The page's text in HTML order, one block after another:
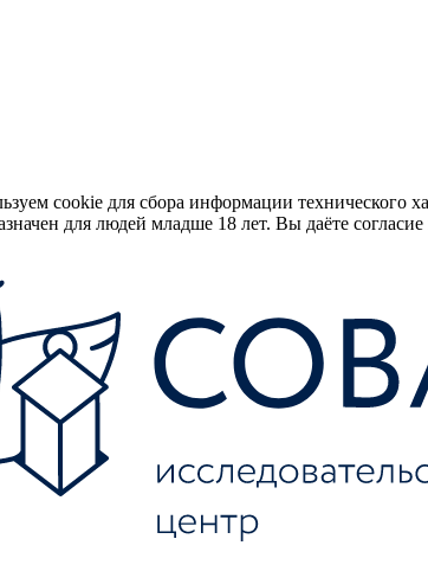
cookie для сбора информации технического
для людей младше 18 лет. Вы даёте